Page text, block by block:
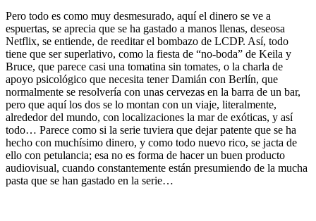
Pero todo es como muy desmesurado, aquí el dinero se ve a
espuertas, se aprecia que se ha gastado a manos llenas, deseosa
Netflix, se entiende, de reeditar el bombazo de LCDP. Así, todo
tiene que ser superlativo, como la fiesta de “no-boda” de Keila y
Bruce, que parece casi una tomatina sin tomates, o la charla de
apoyo psicológico que necesita tener Damián con Berlín, que
normalmente se resolvería con unas cervezas en la barra de un bar,
pero que aquí los dos se lo montan con un viaje, literalmente,
alrededor del mundo, con localizaciones la mar de exóticas, y así
todo… Parece como si la serie tuviera que dejar patente que se ha
hecho con muchísimo dinero, y como todo nuevo rico, se jacta de
ello con petulancia; esa no es forma de hacer un buen producto
audiovisual, cuando constantemente están presumiendo de la mucha
pasta que se han gastado en la serie…